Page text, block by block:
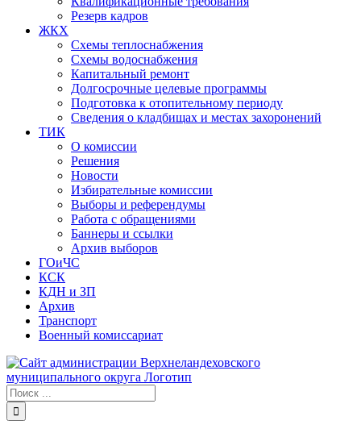
Резерв кадров
ЖКХ
Схемы теплоснабжения
Схемы водоснабжения
Капитальный ремонт
Долгосрочные целевые программы
Подготовка к отопительному периоду
Сведения о кладбищах и местах захоронений
ТИК
О комиссии
Решения
Новости
Избирательные комиссии
Выборы и референдумы
Работа с обращениями
Баннеры и ссылки
Архив выборов
ГОиЧС
КСК
КДН и ЗП
Архив
Транспорт
Военный комиссариат
Результат
поиска: